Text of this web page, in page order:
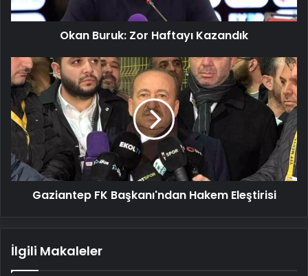
Okan Buruk: Zor Haftayı Kazandık
Gaziantep
FK
Başkanı'ndan
Hakem
Eleştirisi
Gaziantep FK Başkanı'ndan Hakem Eleştirisi
İlgili Makaleler